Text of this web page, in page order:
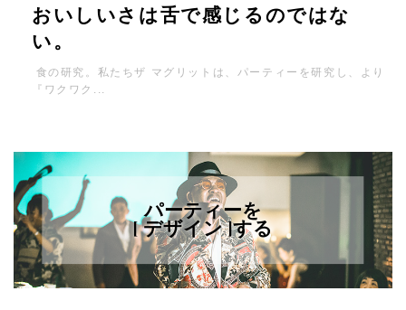
おいしいさは舌で感じるのではな
い。
食の研究。私たちザ マグリットは、パーティーを研究し、より
『ワクワク...
パーティーを
[ デザイン ]する